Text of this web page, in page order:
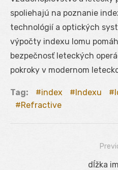
spoliehajú na poznanie
technológií a optických
výpočty indexu lomu
bezpečnosť leteckých
pokroky v modernom
Tag: index Indexu
Refractive
dĺžka